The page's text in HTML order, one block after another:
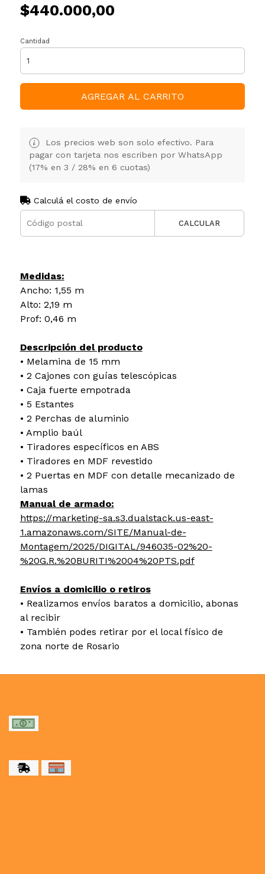
$440.000,00
Cantidad
AGREGAR AL CARRITO
Los precios web son solo efectivo. Para
pagar con tarjeta nos escriben por WhatsApp
(17% en 3 / 28% en 6 cuotas)
Calculá el costo de envío
CALCULAR
Medidas:
Ancho: 1,55 m
Alto: 2,19 m
Prof: 0,46 m
Descripción del producto
• Melamina de 15 mm
• 2 Cajones con guías telescópicas
• Caja fuerte empotrada
• 5 Estantes
• 2 Perchas de aluminio
• Amplio baúl
• Tiradores específicos en ABS
• Tiradores en MDF revestido
• 2 Puertas en MDF con detalle mecanizado de
lamas
Manual de armado:
https://marketing-sa.s3.dualstack.us-east-
1.amazonaws.com/SITE/Manual-de-
Montagem/2025/DIGITAL/946035-02%20-
%20G.R.%20BURITI%2004%20PTS.pdf
Envíos a domicilio o retiros
• Realizamos envíos baratos a domicilio, abonas
al recibir
• También podes retirar por el local físico de
zona norte de Rosario